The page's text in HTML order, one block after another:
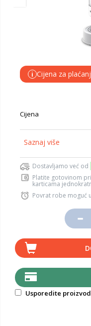
i Cijena za
Cijena
Saznaj više
Dostavljamo već od
Platite gotovinom
karticama
Povrat robe moguć
Usporedite proizvod